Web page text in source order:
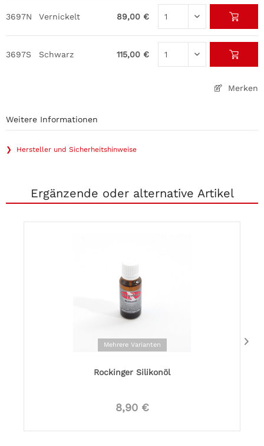
Merken
3697N Vernickelt 89,00 €
3697S Schwarz 115,00 €
Weitere Informationen
❯ Hersteller und Sicherheitshinweise
Ergänzende oder alternative Artikel
Mehrere Varianten
Rockinger Silikonöl
8,90 €